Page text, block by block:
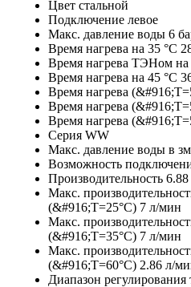
Цвет стальной
Подключение левое
Макс. давление воды 6
Время нагрева на 35 °C
Время нагрева ТЭНом на
Время нагрева на 45 °C
Время нагрева
Время нагрева
Время нагрева
Серия WW
Макс. давление воды в
Возможность
Производительность
Макс.
(&#916;T=25°C) 7 л/мин
Макс.
(&#916;T=35°C) 7 л/мин
Макс.
(&#916;T=60°C) 2.86 л/
Диапазон